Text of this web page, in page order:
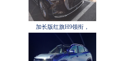
加长版红旗H9领衔，